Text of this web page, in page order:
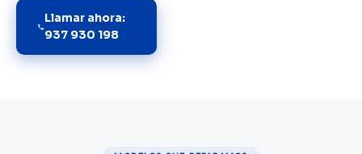
Llamar ahora:
937 930 198